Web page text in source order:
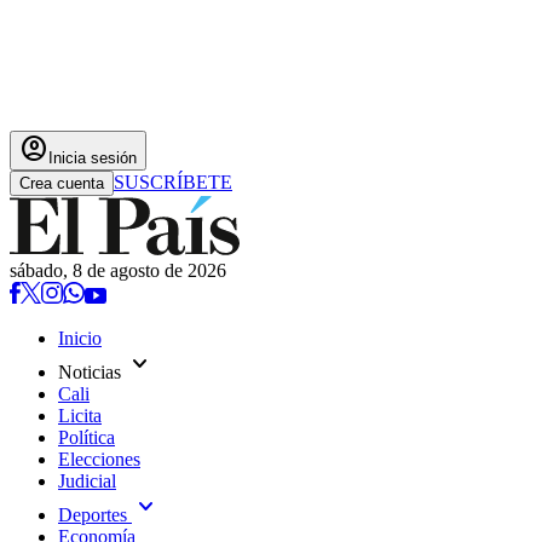
account_circle Inicia sesión
Crea cuenta SUSCRÍBETE
sábado, 8 de agosto de 2026
Inicio
Noticias expand_more
Cali
Licita
Política
Elecciones
Judicial
Deportes expand_more
Economía